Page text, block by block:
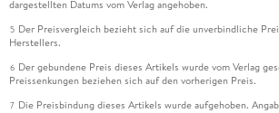
dargestellten Datums vom Verlag angehoben.
5 Der Preisvergleich bezieht sich auf die unverbindliche
Herstellers.
6 Der gebundene Preis dieses Artikels wurde vom Verlag
Preissenkungen beziehen sich auf den vorherigen Preis.
7 Die Preisbindung dieses Artikels wurde aufgehoben.